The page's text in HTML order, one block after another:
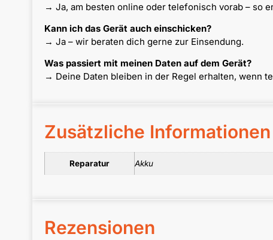
→ Ja, am besten online oder telefonisch vorab – so
Kann ich das Gerät auch einschicken?
→ Ja – wir beraten dich gerne zur Einsendung.
Was passiert mit meinen Daten auf dem Gerät?
→ Deine Daten bleiben in der Regel erhalten, wenn
Zusätzliche Informationen
Reparatur Akku
Rezensionen